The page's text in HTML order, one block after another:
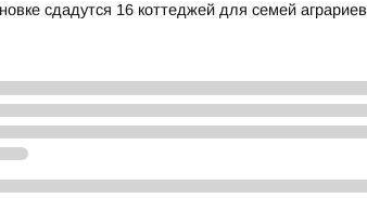
сдадутся 16 коттеджей для семей аграриев